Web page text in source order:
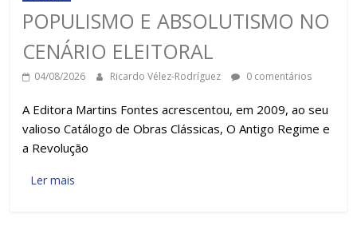
POPULISMO E ABSOLUTISMO NO
CENÁRIO ELEITORAL
04/08/2026 Ricardo Vélez-Rodríguez 0 comentários
A Editora Martins Fontes acrescentou, em 2009, ao seu
valioso Catálogo de Obras Clássicas, O Antigo Regime e
a Revolução
Ler mais